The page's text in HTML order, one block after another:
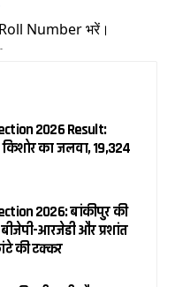
Number भरें।
2026 Result:
किशोर का जलवा, 19,324
2026: बांकीपुर की
आरजेडी और प्रशांत
की टक्कर